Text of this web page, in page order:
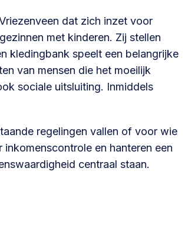
dat zich inzet voor
met kinderen. Zij stellen
kledingbank speelt een belangrijke
van mensen die het moeilijk
sociale uitsluiting. Inmiddels
regelingen vallen of voor wie
en hanteren een
centraal staan.